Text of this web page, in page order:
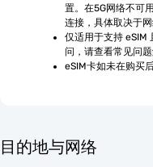
置。在5G网络不可
连接，具体取决于网
仅适用于支持 eSIM
问，请查看常见问题
eSIM卡如未在购买
目的地与网络